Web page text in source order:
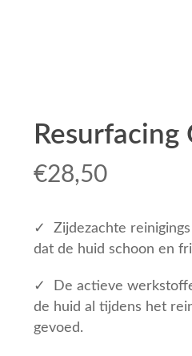
Resurfacing
€28,50
✓ Zijdezachte
dat de huid schoon en
✓ De actieve
de huid al tijdens het
gevoed.